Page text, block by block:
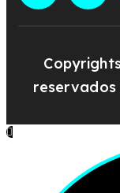
reservados